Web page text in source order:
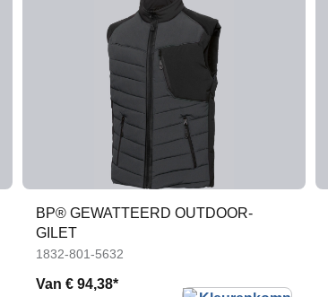
BP® GEWATTEERD OUTDOOR-
GILET
1832-801-5632
Van € 94,38*